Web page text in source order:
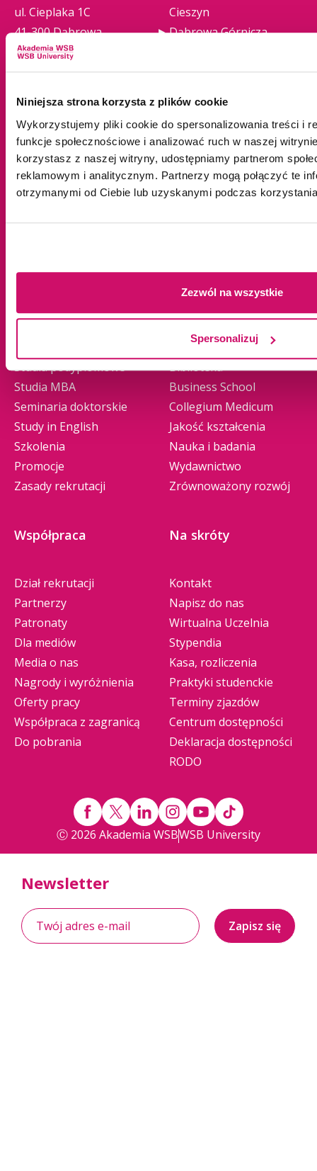
Niniejsza strona korzysta z plików cookie
Wykorzystujemy pliki cookie do spersonalizowania treści i
funkcje społecznościowe i analizować ruch w naszej
korzystasz z naszej witryny, udostępniamy partnerom
reklamowym i analitycznym. Partnerzy mogą połączyć te
otrzymanymi od Ciebie lub uzyskanymi podczas
Zezwól na wszystkie
Spersonalizuj
ul. Cieplaka 1C
41-300 Dąbrowa
Górnicza
tel.+48 32 295 93 00
NIP: 629-10-88-993
Cieszyn
Dąbrowa Górnicza
Jaworzno
Olkusz
Tychy
Warszawa
Zawiercie
Studia I stopnia
Studia podyplomowe
Studia MBA
Seminaria doktorskie
Study in English
Szkolenia
Promocje
Zasady rekrutacji
Baza dydaktyczna
Biblioteka
Business School
Collegium Medicum
Jakość kształcenia
Nauka i badania
Wydawnictwo
Zrównoważony rozwój
Współpraca
Dział rekrutacji
Partnerzy
Patronaty
Dla mediów
Media o nas
Nagrody i wyróżnienia
Oferty pracy
Współpraca z zagranicą
Do pobrania
Na skróty
Kontakt
Napisz do nas
Wirtualna Uczelnia
Stypendia
Kasa, rozliczenia
Praktyki studenckie
Terminy zjazdów
Centrum dostępności
Deklaracja dostępności
RODO
Ⓒ 2026 Akademia WSBWSB University
Newsletter
Zapisz się